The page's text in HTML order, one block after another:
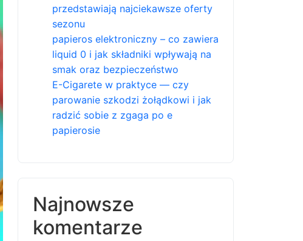
przedstawiają najciekawsze oferty
sezonu
papieros elektroniczny – co zawiera
liquid 0 i jak składniki wpływają na
smak oraz bezpieczeństwo
E-Cigarete w praktyce — czy
parowanie szkodzi żołądkowi i jak
radzić sobie z zgaga po e
papierosie
Najnowsze
komentarze